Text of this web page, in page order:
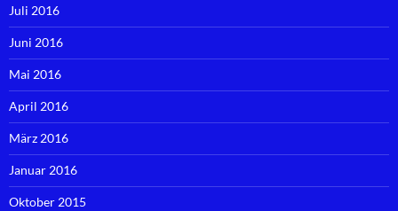
Juli 2016
Juni 2016
Mai 2016
April 2016
März 2016
Januar 2016
Oktober 2015